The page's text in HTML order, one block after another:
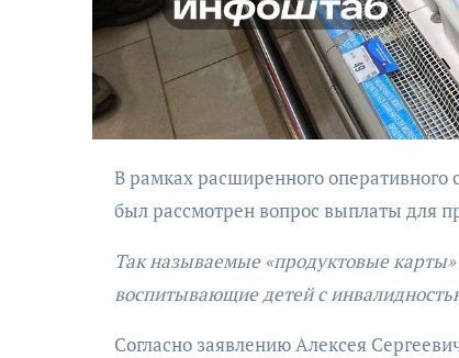
В рамках расширенного оперативного совещания Правительства Калининградской области подробно
был рассмотрен вопрос выплаты для
Так называемые «продуктовые
воспитывающие детей с
Согласно заявлению Алексея
Музыкально-
поэтический
моноспектакль
«Исповедь в четыре
четверти пути»